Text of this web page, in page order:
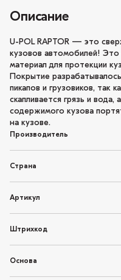
Описание
U-POL RAPTOR — это
кузовов автомобилей!
материал для протекции
Покрытие
пикапов и грузовиков, так
скапливается грязь и вода,
содержимого кузова
на кузове.
Производитель
Страна
Артикул
Штрихкод
Основа